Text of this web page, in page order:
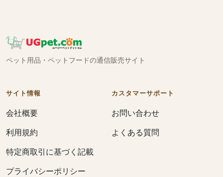
ペット用品・ペットフードの通信販売サイト
サイト情報
会社概要
利用規約
特定商取引に基づく記載
プライバシーポリシー
カスタマーサポート
お問い合わせ
よくある質問